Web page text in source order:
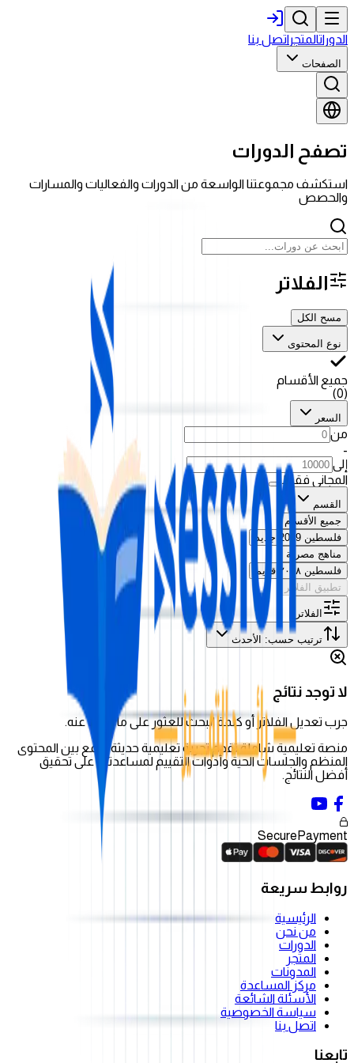
الدوراتالمتجراتصل بنا
الصفحات
تصفح الدورات
استكشف مجموعتنا الواسعة من الدورات والفعاليات والمسارات
والحصص
الفلاتر
مسح الكل
نوع المحتوى
جميع الأقسام
(
0
)
السعر
من
-
إلى
المجاني فقط
القسم
جميع الأقسام
فلسطين 2009 جديد
مناهج مصرية
فلسطين ٢٠٠٨ قديم
تطبيق الفلاتر
الفلاتر
ترتيب حسب: الأحدث
لا توجد نتائج
جرب تعديل الفلاتر أو كلمة البحث للعثور على ما تبحث عنه.
منصة تعليمية شاملة تقدم تجربة تعليمية حديثة تجمع بين المحتوى
المنظم والجلسات الحية وأدوات التقييم لمساعدتك على تحقيق
أفضل النتائج.
Secure Payment
روابط سريعة
الرئيسية
من نحن
الدورات
المتجر
المدونات
مركز المساعدة
الأسئلة الشائعة
سياسة الخصوصية
اتصل بنا
تابعنا